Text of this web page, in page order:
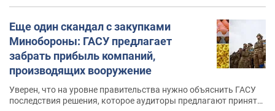
Еще один скандал с закупками
Минобороны: ГАСУ предлагает
забрать прибыль компаний,
производящих вооружение
Уверен, что на уровне правительства нужно объяснить ГАСУ
последствия решения, которое аудиторы предлагают принять